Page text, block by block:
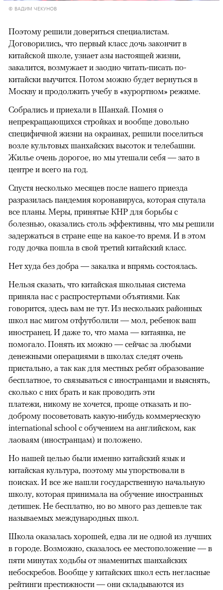
© ВАДИМ ЧЕКУНОВ
Поэтому решили довериться специалистам.
Договорились, что первый класс дочь закончит в
китайской школе, узнает азы настоящей жизни,
закалится, возмужает и заодно читать-писать по-
китайски выучится. Потом можно будет вернуться в
Москву и продолжить учебу в «курортном» режиме.
Собрались и приехали в Шанхай. Помня о
непрекращающихся стройках и вообще довольно
специфичной жизни на окраинах, решили поселиться
возле культовых шанхайских высоток и телебашни.
Жилье очень дорогое, но мы утешали себя — зато в
центре и всего на год.
Спустя несколько месяцев после нашего приезда
разразилась пандемия коронавируса, которая спутала
все планы. Меры, принятые КНР для борьбы с
болезнью, оказались столь эффективны, что мы решили
задержаться в стране еще на какое-то время. И в этом
году дочка пошла в свой третий китайский класс.
Нет худа без добра — закалка и впрямь состоялась.
Нельзя сказать, что китайская школьная система
приняла нас с распростертыми объятиями. Как
говорится, здесь вам не тут. Из нескольких районных
школ нас мигом отфутболили — мол, ребенок ваш
иностранец. И даже то, что мама — китаянка, не
помогало. Понять их можно — сейчас за любыми
денежными операциями в школах следят очень
пристально, а так как для местных ребят образование
бесплатное, то связываться с иностранцами и выяснять,
сколько с них брать и как проводить эти
платежи, никому не хочется, проще отказать и по-
доброму посоветовать какую-нибудь коммерческую
international school с обучением на английском, как
лаоваям (иностранцам) и положено.
Но нашей целью были именно китайский язык и
китайская культура, поэтому мы упорствовали в
поисках. И все же нашли государственную начальную
школу, которая принимала на обучение иностранных
детишек. Не бесплатно, но во много раз дешевле так
называемых международных школ.
Школа оказалась хорошей, едва ли не одной из лучших
в городе. Возможно, сказалось ее местоположение — в
пяти минутах ходьбы от знаменитых шанхайских
небоскребов. Вообще у китайских школ есть негласные
рейтинги престижности — они складываются из